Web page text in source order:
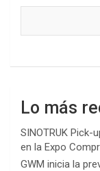
Lo más
SINOTRUK
en la Expo
GWM inicia la